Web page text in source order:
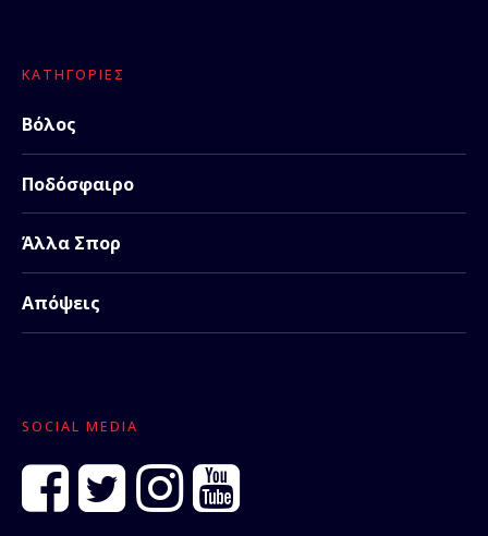
ΚΑΤΗΓΟΡΊΕΣ
Βόλος
Ποδόσφαιρο
Άλλα Σπορ
Απόψεις
SOCIAL MEDIA